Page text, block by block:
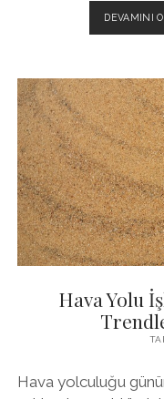
DEVAMINI
Hava Yolu
Hava yolculuğu